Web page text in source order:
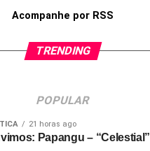
Acompanhe por RSS
TRENDING
POPULAR
21 horas ago
Papangu – “Celestial”